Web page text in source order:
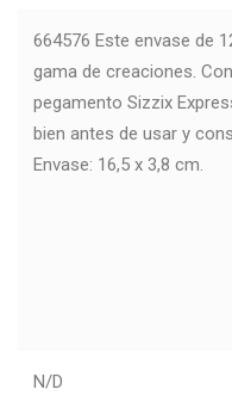
664576 Este envase de
gama de creaciones.
pegamento Sizzix
bien antes de usar y
Envase: 16,5 x 3,8 cm.
N/D